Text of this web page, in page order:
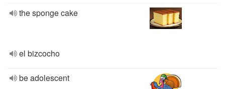
the sponge cake
el bizcocho
be adolescent